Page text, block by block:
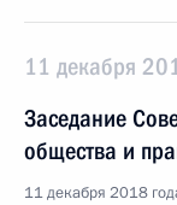
11 декабря
Заседание
общества и
11 декабря 2018